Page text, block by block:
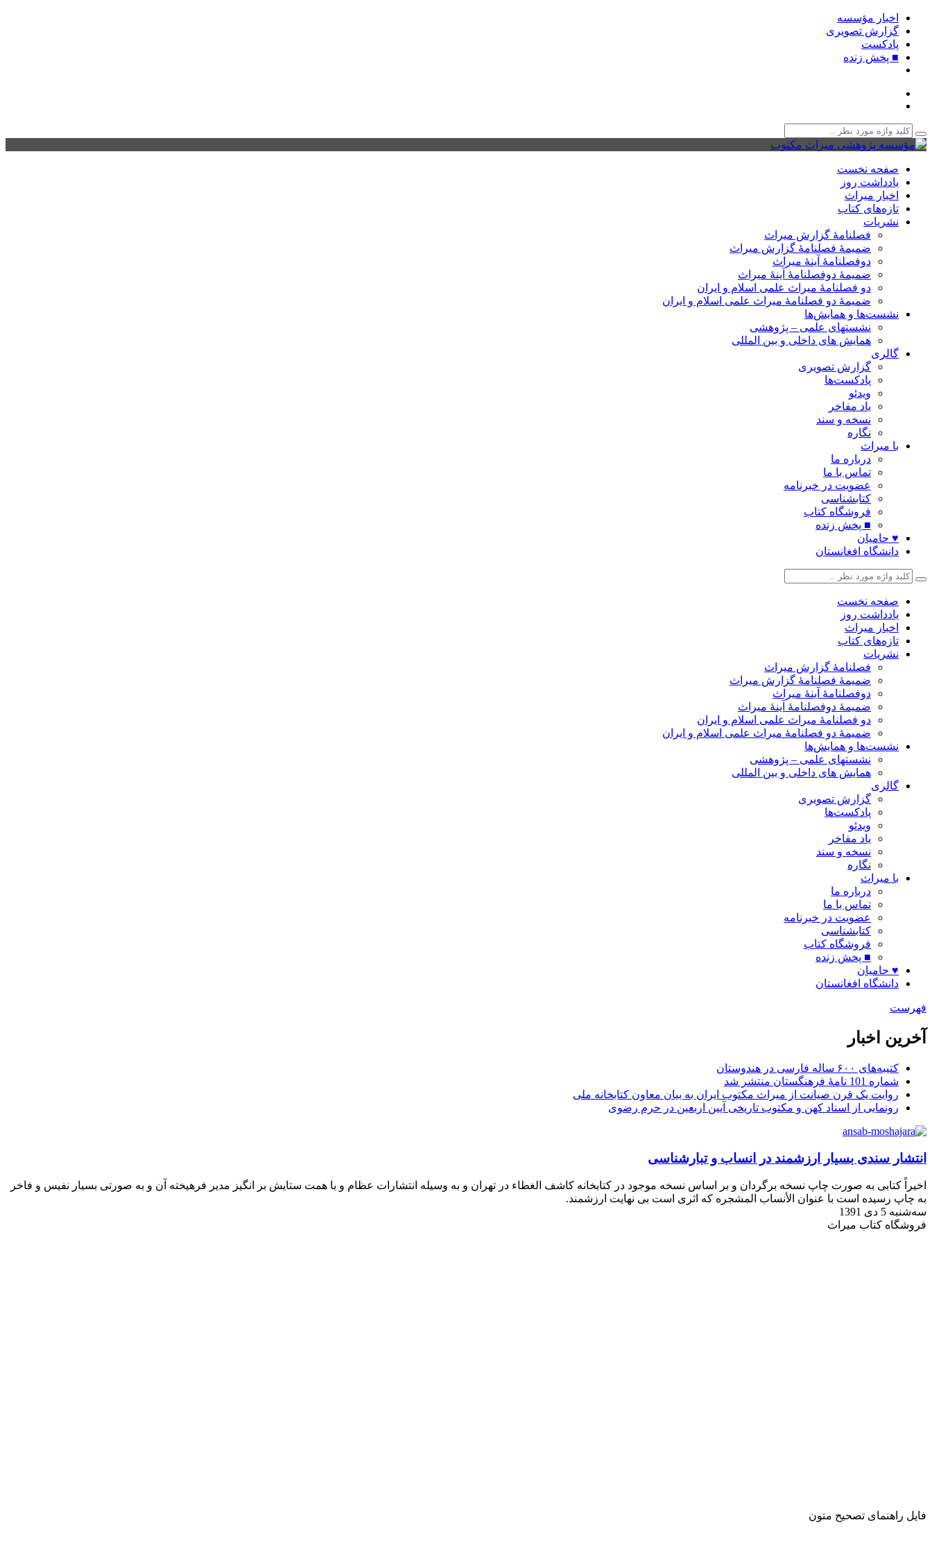
اخبار مؤسسه
گزارش تصویری
پادکست‌
■ پخش زنده
صفحه نخست
یادداشت روز
اخبار میراث
تازه‌های کتاب
نشریات
فصلنامۀ گزارش میراث
ضمیمۀ فصلنامۀ گزارش میراث
دوفصلنامۀ آینۀ میراث
ضمیمۀ دوفصلنامۀ آینۀ میراث
دو فصلنامۀ میراث علمی اسلام و ایران
ضمیمۀ دو فصلنامۀ میراث علمی اسلام و ایران
نشست‌ها و همایش‌ها
نشستهای علمی – پژوهشی
همایش های داخلی و بین المللی
گالری
گزارش تصویری
پادکست‌ها
ویدئو
یاد مفاخر
نسخه و سند
نگاره
با میراث
درباره ما
تماس با ما
عضویت در خبرنامه
کتابشناسی
فروشگاه کتاب
■ پخش زنده
♥ حامیان
دانشگاه افغانستان
صفحه نخست
یادداشت روز
اخبار میراث
تازه‌های کتاب
نشریات
فصلنامۀ گزارش میراث
ضمیمۀ فصلنامۀ گزارش میراث
دوفصلنامۀ آینۀ میراث
ضمیمۀ دوفصلنامۀ آینۀ میراث
دو فصلنامۀ میراث علمی اسلام و ایران
ضمیمۀ دو فصلنامۀ میراث علمی اسلام و ایران
نشست‌ها و همایش‌ها
نشستهای علمی – پژوهشی
همایش های داخلی و بین المللی
گالری
گزارش تصویری
پادکست‌ها
ویدئو
یاد مفاخر
نسخه و سند
نگاره
با میراث
درباره ما
تماس با ما
عضویت در خبرنامه
کتابشناسی
فروشگاه کتاب
■ پخش زنده
♥ حامیان
دانشگاه افغانستان
فهرست
آخرین اخبار
کتیبه‌های ۶۰۰ ساله فارسی در هندوستان
شماره 101 نامۀ فرهنگستان منتشر شد
روایت یک قرن صیانت از میراث مکتوب ایران به بیان معاون کتابخانه ملی
رونمایی از اسناد کهن و مکتوب تاریخی آیین اربعین در حرم رضوی
انتشار سندی بسیار ارزشمند در انساب و تبارشناسی
اخیراً کتابی به صورت چاپ نسخه برگردان و بر اساس نسخه موجود در کتابخانه کاشف الغطاء در تهران و به وسیله انتشارات عظام و با همت ستایش بر انگیز مدیر فرهیخته آن و به صورتی بسیار نفیس و فاخر
به چاپ رسیده است با عنوان الأنساب المشجره که اثری است بی نهایت ارزشمند.
سه‌شنبه 5 دی 1391
فروشگاه کتاب میراث
فایل راهنمای تصحیح متون